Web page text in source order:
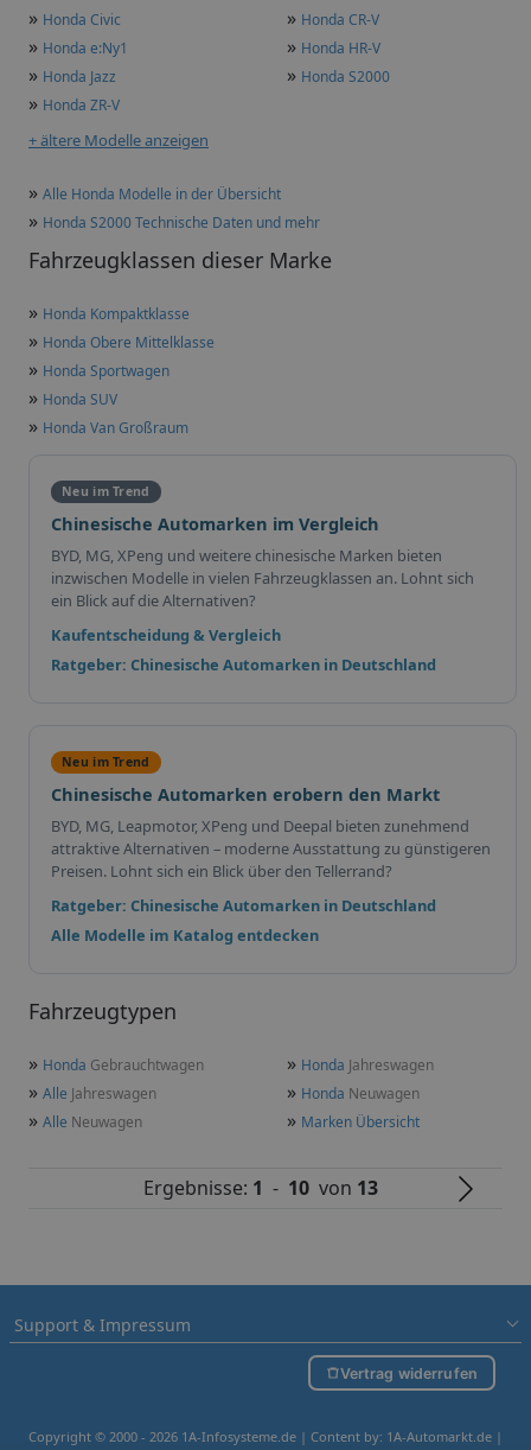
» Honda Civic » Honda CR-V
» Honda e:Ny1 » Honda HR-V
» Honda Jazz » Honda S2000
» Honda ZR-V
+ ältere Modelle anzeigen
» Alle Honda Modelle in der Übersicht
» Honda S2000 Technische Daten und mehr
Fahrzeugklassen dieser Marke
» Honda Kompaktklasse
» Honda Obere Mittelklasse
» Honda Sportwagen
» Honda SUV
» Honda Van Großraum
Neu im Trend
Chinesische Automarken im Vergleich
BYD, MG, XPeng und weitere chinesische Marken bieten
inzwischen Modelle in vielen Fahrzeugklassen an. Lohnt sich
ein Blick auf die Alternativen?
Kaufentscheidung & Vergleich
Ratgeber: Chinesische Automarken in Deutschland
Neu im Trend
Chinesische Automarken erobern den Markt
BYD, MG, Leapmotor, XPeng und Deepal bieten zunehmend
attraktive Alternativen – moderne Ausstattung zu günstigeren
Preisen. Lohnt sich ein Blick über den Tellerrand?
Ratgeber: Chinesische Automarken in Deutschland
Alle Modelle im Katalog entdecken
Fahrzeugtypen
» Honda Gebrauchtwagen » Honda Jahreswagen
» Alle Jahreswagen » Honda Neuwagen
» Alle Neuwagen » Marken Übersicht
Ergebnisse: 1 - 10von 13
Support & Impressum
Vertrag widerrufen
Copyright © 2000 - 2026 1A-Infosysteme.de | Content by: 1A-Automarkt.de |